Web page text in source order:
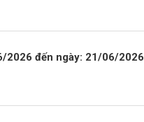
2026 đến ngày: 21/06/2026